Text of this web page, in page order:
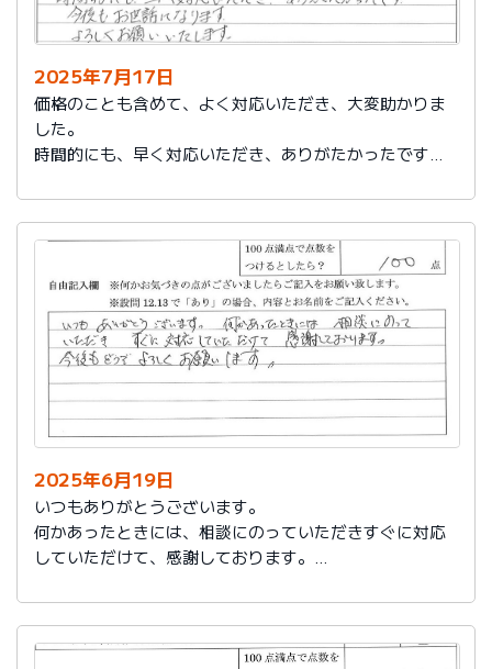
2025年7月17日
価格のことも含めて、よく対応いただき、大変助かりま
した。
時間的にも、早く対応いただき、ありがたかったです。
2025年6月19日
いつもありがとうございます。
何かあったときには、相談にのっていただきすぐに対応
していただけて、感謝しております。